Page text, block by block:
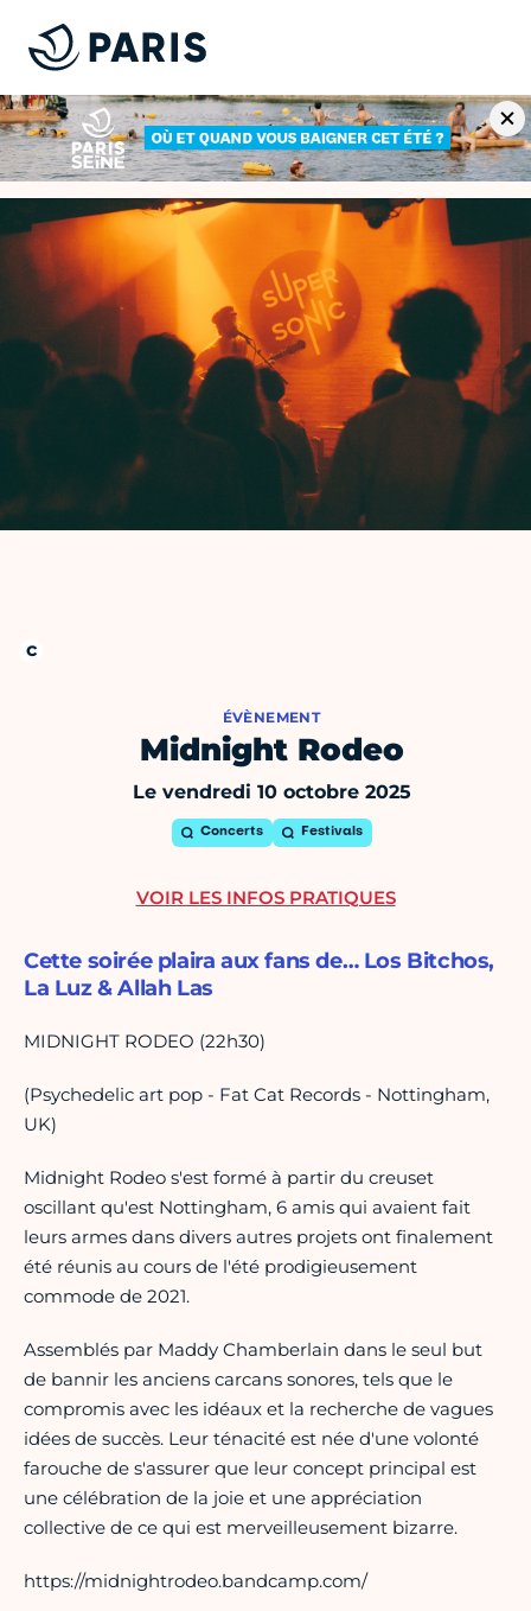
ÉVÈNEMENT
Midnight Rodeo
Le vendredi 10 octobre 2025
Concerts Festivals
Cette soirée plaira aux fans de… Los Bitchos,
La Luz & Allah Las
MIDNIGHT RODEO (22h30)
(Psychedelic art pop - Fat Cat Records - Nottingham,
UK)
Midnight Rodeo s'est formé à partir du creuset
oscillant qu'est Nottingham, 6 amis qui avaient fait
leurs armes dans divers autres projets ont finalement
été réunis au cours de l'été prodigieusement
commode de 2021.
Assemblés par Maddy Chamberlain dans le seul but
de bannir les anciens carcans sonores, tels que le
compromis avec les idéaux et la recherche de vagues
idées de succès. Leur ténacité est née d'une volonté
farouche de s'assurer que leur concept principal est
une célébration de la joie et une appréciation
collective de ce qui est merveilleusement bizarre.
https://midnightrodeo.bandcamp.com/
VOIR LES INFOS PRATIQUES